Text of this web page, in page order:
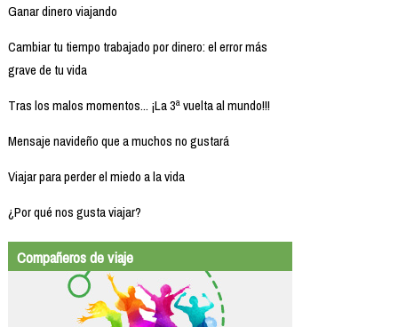
Ganar dinero viajando
Cambiar tu tiempo trabajado por dinero: el error más
grave de tu vida
Tras los malos momentos... ¡La 3ª vuelta al mundo!!!
Mensaje navideño que a muchos no gustará
Viajar para perder el miedo a la vida
¿Por qué nos gusta viajar?
Compañeros de viaje